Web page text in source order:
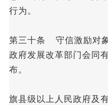
行为。
第三十条 守信激励对
政府发展改革部门会同
布。
旗县级以上人民政府及